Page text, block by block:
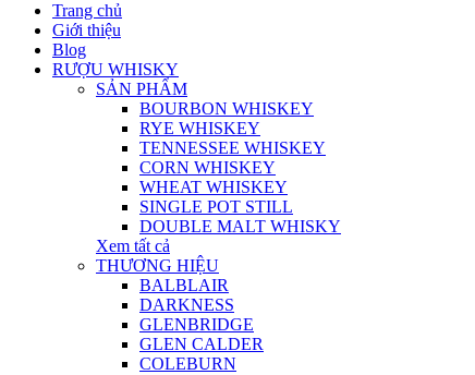
Trang chủ
Giới thiệu
Blog
RƯỢU WHISKY
SẢN PHẨM
BOURBON WHISKEY
RYE WHISKEY
TENNESSEE WHISKEY
CORN WHISKEY
WHEAT WHISKEY
SINGLE POT STILL
DOUBLE MALT WHISKY
Xem tất cả
THƯƠNG HIỆU
BALBLAIR
DARKNESS
GLENBRIDGE
GLEN CALDER
COLEBURN